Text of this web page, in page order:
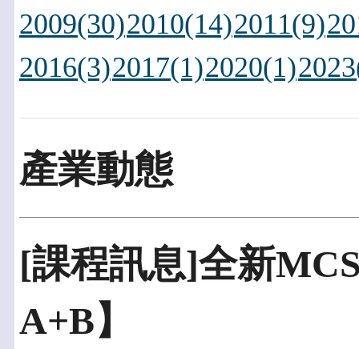
2009(30)2010(14)2011(9)
2016(3)2017(1)2020(1)
產業動態
[課程訊息]全新
A+B】